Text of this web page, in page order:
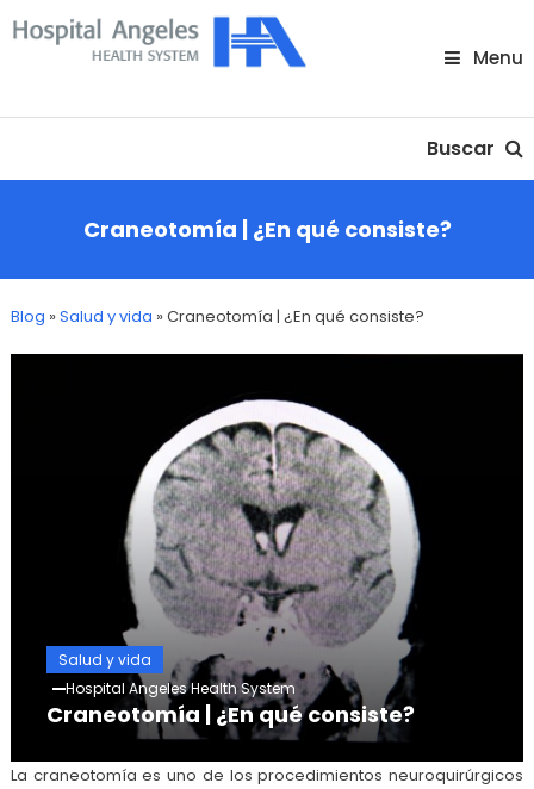
Skip
To
Menu
Buscar
Craneotomía | ¿En qué consiste?
Blog »Salud y vida »Craneotomía | ¿En qué consiste?
Salud y vida
Hospital Angeles Health System
Craneotomía | ¿En qué consiste?
La craneotomía es uno de los procedimientos neuroquirúrgicos